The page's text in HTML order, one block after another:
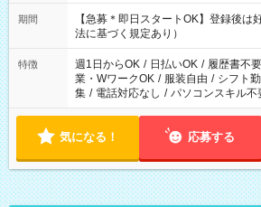
・22:00～翌6:00 など 上記以外の時間で相談可能なお仕事も！
あなたの希望を教えてください！
期間
【急募＊即日スタートOK】登録後は
法に基づく規定あり）
特徴 週1日からOK / 日払いOK / 履歴書不要
業・WワークOK / 服装自由 / シフト
集 / 電話対応なし / パソコンスキル不
気になる！ 応募する